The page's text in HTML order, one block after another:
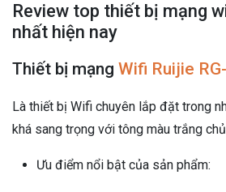
Review top thiết bị mạng
nhất hiện nay
Thiết bị mạng Wifi Ruijie
Là thiết bị Wifi chuyên lắp đặt trong
khá sang trọng với tông màu trắng
Ưu điểm nổi bật của sản phẩm: